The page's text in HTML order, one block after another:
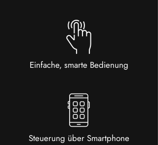
Einfache, smarte Bedienung
Steuerung über Smartphone